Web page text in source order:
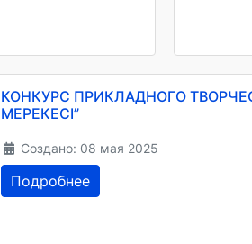
КОНКУРС ПРИКЛАДНОГО
МЕРЕКЕСІ”
Создано: 08 мая 2025
Подробнее